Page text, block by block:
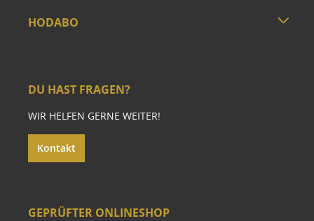
HODABO
DU HAST FRAGEN?
WIR HELFEN GERNE WEITER!
Kontakt
GEPRÜFTER ONLINESHOP